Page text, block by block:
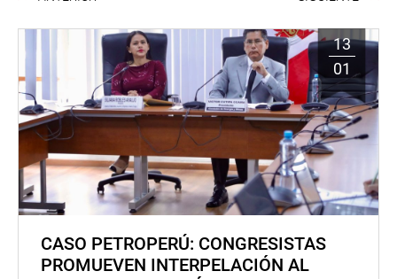
13
01
CASO PETROPERÚ: CONGRESISTAS
PROMUEVEN INTERPELACIÓN AL